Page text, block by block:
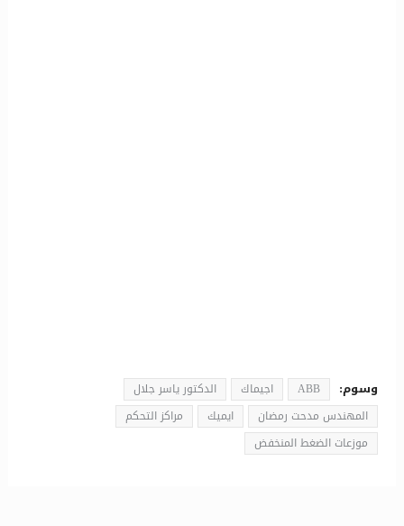
وسوم: ABB اجيماك
الدكتور ياسر جلال
المهندس مدحت رمضان
ايميك
مراكز التحكم
موزعات الضغط المنخفض